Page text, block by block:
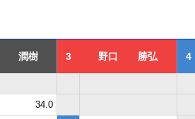
樹 3 野口 勝弘 4
34.0